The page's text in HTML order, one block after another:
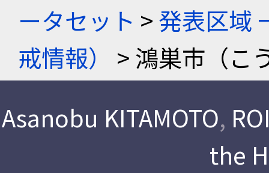
ータセット >発表区域
戒情報）
> 鴻巣市（こ
Asanobu KITAMOTO,
the